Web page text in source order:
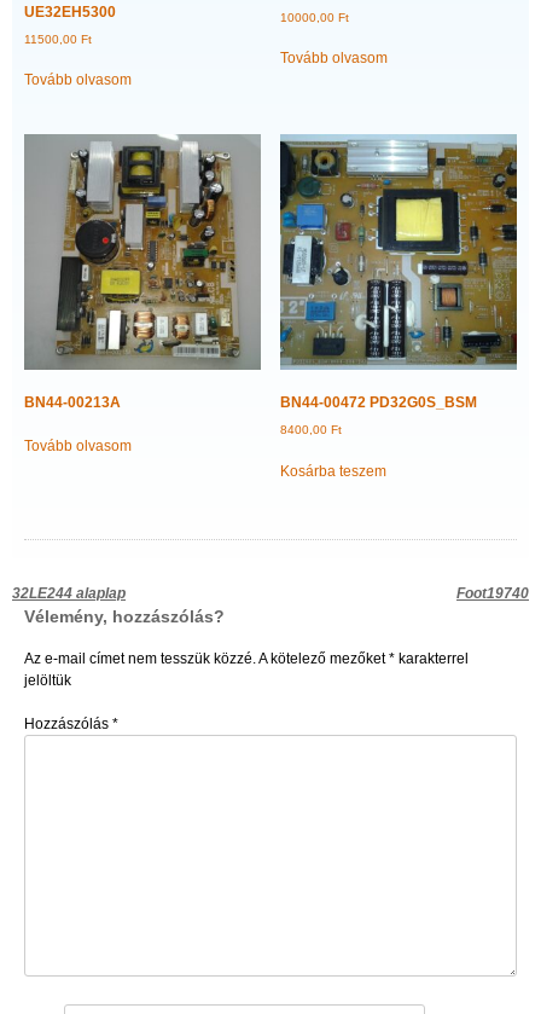
UE32EH5300
11500,00 Ft
Tovább olvasom
10000,00Ft
Tovább olvasom
BN44-00213A
Tovább olvasom
BN44-00472 PD32G0S_BSM
8400,00 Ft
Kosárba teszem
Bejegyzés
navigáció
32LE244 alaplap Foot19740
Vélemény, hozzászólás?
Az e-mail címet nem tesszük közzé. A kötelező mezőket* karakterrel
jelöltük
Hozzászólás *